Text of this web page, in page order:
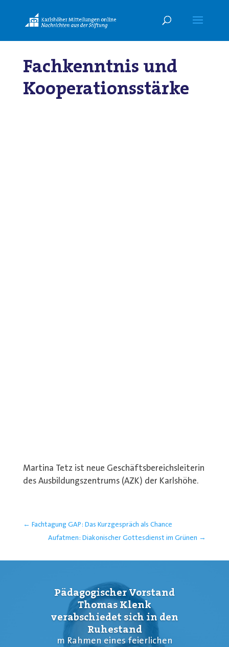
Fachkenntnis und
Kooperationsstärke
Martina Tetz ist neue Geschäftsbereichsleiterin
des Ausbildungszentrums (AZK) der Karlshöhe.
← Fachtagung GAP: Das Kurzgespräch als Chance
Aufatmen: Diakonischer Gottesdienst im Grünen →
Pädagogischer Vorstand
Thomas Klenk
verabschiedet sich in den
Ruhestand
m Rahmen eines feierlichen